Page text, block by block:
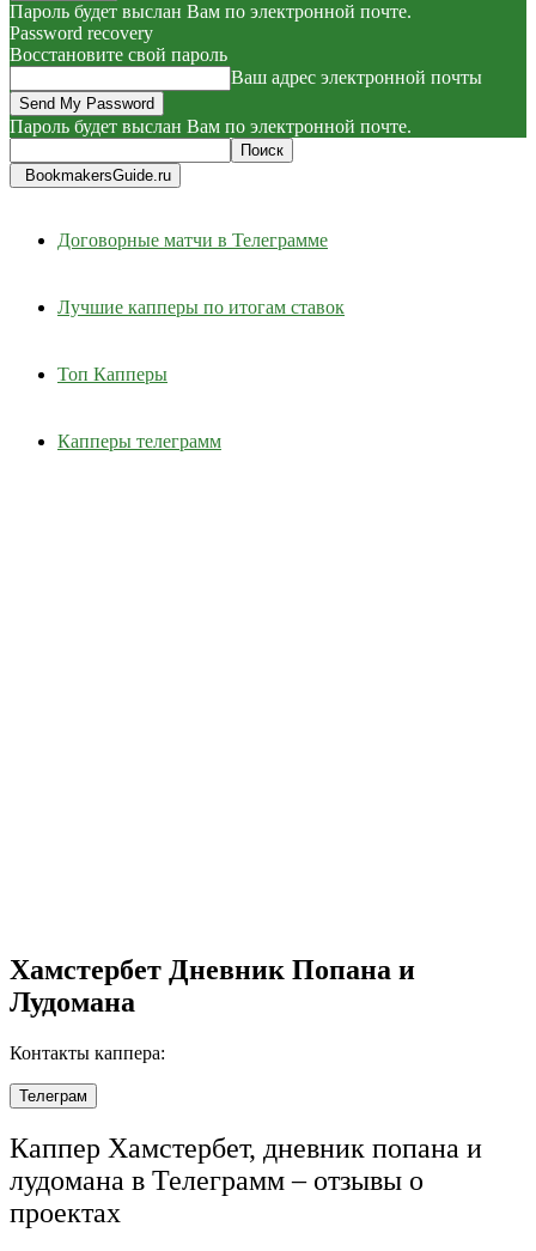
Пароль будет выслан Вам по электронной почте.
Password recovery
Восстановите свой пароль
Ваш адрес электронной почты
Пароль будет выслан Вам по электронной почте.
BookmakersGuide.ru
Договорные матчи в Телеграмме
Лучшие капперы по итогам ставок
Топ Капперы
Капперы телеграмм
Хамстербет Дневник Попана и
Лудомана
Контакты каппера:
Телеграм
Каппер Хамстербет, дневник попана и
лудомана в Телеграмм – отзывы о
проектах